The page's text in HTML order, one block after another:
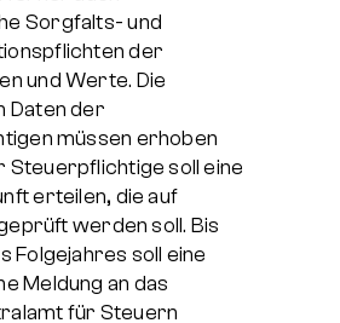
Sorgfalts- und
der
und Werte. Die
Daten der
müssen erhoben
Steuerpflichtige soll eine
erteilen, die auf
werden soll. Bis
Folgejahres soll eine
Meldung an das
für Steuern